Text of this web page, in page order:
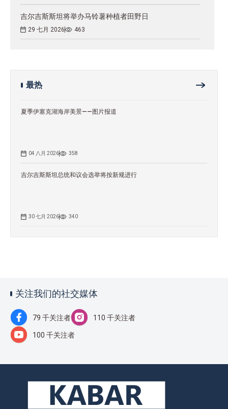
吉尔吉斯斯坦将举办马铃薯种植者田野日
29 七月 2026 463
最热
夏季伊塞克湖海岸美景——图片报道
04 八月 2026 358
吉尔吉斯斯坦总统和议会选举将按新规进行
30 七月 2026 340
关注我们的社交媒体
79 千关注者 110 千关注者
100 千关注者